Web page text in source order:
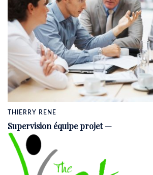
THIERRY RENE
Supervision équipe projet —